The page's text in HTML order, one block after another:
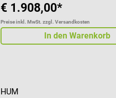
€ 1.908,00*
Preise inkl. MwSt. zzgl. Versandkosten
In den Warenkorb
HUM